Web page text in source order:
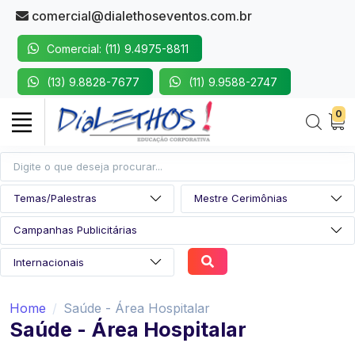
comercial@dialethoseventos.com.br
Comercial: (11) 9.4975-8811
(13) 9.8828-7677 (11) 9.9588-2747
0
Home Saúde - Área Hospitalar
Saúde - Área Hospitalar